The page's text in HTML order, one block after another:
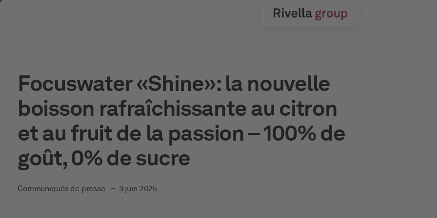
Focuswater «Shine»: la nouvelle
boisson rafraîchissante au citron
et au fruit de la passion – 100% de
goût, 0% de sucre
dans
Communiqués de presse 3 juin 2025